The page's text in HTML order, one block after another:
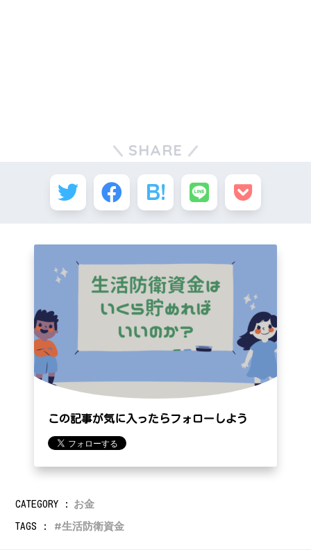
SHARE
この記事が気に入ったらフォローしよう
CATEGORY : お金
TAGS : 生活防衛資金